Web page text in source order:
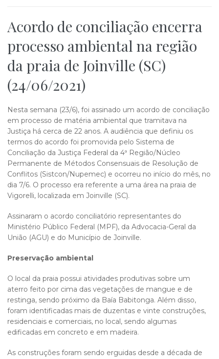
Acordo de conciliação encerra
processo ambiental na região
da praia de Joinville (SC)
(24/06/2021)
Nesta semana (23/6), foi assinado um acordo de conciliação
em processo de matéria ambiental que tramitava na
Justiça há cerca de 22 anos. A audiência que definiu os
termos do acordo foi promovida pelo Sistema de
Conciliação da Justiça Federal da 4ª Região/Núcleo
Permanente de Métodos Consensuais de Resolução de
Conflitos (Sistcon/Nupemec) e ocorreu no início do mês, no
dia 7/6. O processo era referente a uma área na praia de
Vigorelli, localizada em Joinville (SC).
Assinaram o acordo conciliatório representantes do
Ministério Público Federal (MPF), da Advocacia-Geral da
União (AGU) e do Município de Joinville.
Preservação ambiental
O local da praia possui atividades produtivas sobre um
aterro feito por cima das vegetações de mangue e de
restinga, sendo próximo da Baía Babitonga. Além disso,
foram identificadas mais de duzentas e vinte construções,
residenciais e comerciais, no local, sendo algumas
edificadas em concreto e em madeira.
As construções foram sendo erguidas desde a década de